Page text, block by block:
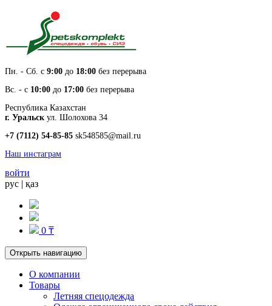
Пн. - Cб. с 9:00 до 18:00 без перерыва
Вс. - с 10:00 до 17:00 без перерыва
Республика Казахстан
г. Уральск ул. Шолохова 34
+7 (7112) 54-85-85 sk548585@mail.ru
Наш инстаграм
войти
рус | қаз
0 ₸
Открыть навигацию
О компании
Товары
Летняя спецодежда